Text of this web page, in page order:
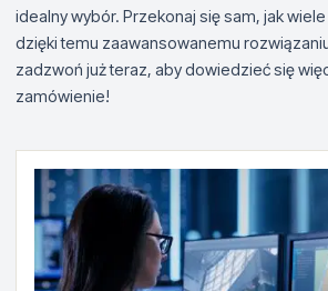
idealny wybór. Przekonaj się sam, jak
dzięki temu zaawansowanemu
zadzwoń już teraz, aby dowiedzieć się
zamówienie!